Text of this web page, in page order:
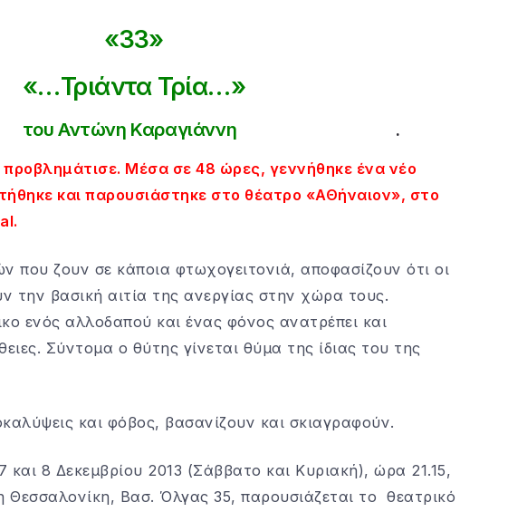
«33»
«…Τριάντα Τρία…»
του Αντώνη Καραγιάννη .
Μέσα σε 48 ώρες, γεννήθηκε ένα νέο
και παρουσιάστηκε στο θέατρο «ΑΘήναιον», στο
που ζουν σε κάποια φτωχογειτονιά, αποφασίζουν ότι οι
την βασική αιτία της ανεργίας στην χώρα τους.
ενός αλλοδαπού και ένας φόνος ανατρέπει και
Σύντομα ο θύτης γίνεται θύμα της ίδιας του της
και φόβος, βασανίζουν και σκιαγραφούν.
και 8 Δεκεμβρίου 2013 (Σάββατο και Κυριακή), ώρα 21.15,
Θεσσαλονίκη, Βασ. Όλγας 35, παρουσιάζεται το θεατρικό